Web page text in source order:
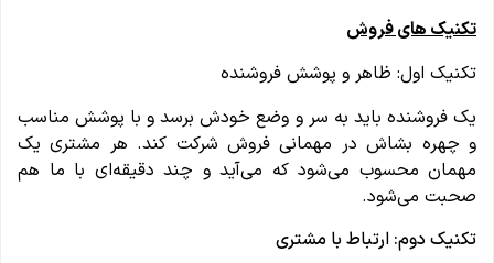
تکنیک های فروش
تکنیک اول: ظاهر و پوشش فروشنده
یک فروشنده باید به سر و وضع خودش برسد و با پوشش مناسب
و چهره بشاش در مهمانی فروش شرکت کند. هر مشتری یک
مهمان محسوب می‌شود که می‌آید و چند دقیقه‌ای با ما هم
صحبت می‌شود.
تکنیک دوم: ارتباط با مشتری